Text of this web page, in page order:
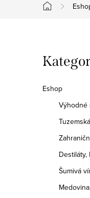
Domů
o
s
Přeskočit
kategorie
Eshop
Výhodné
Destiláty,
Šumivá